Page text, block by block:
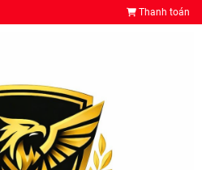
Thanh toán